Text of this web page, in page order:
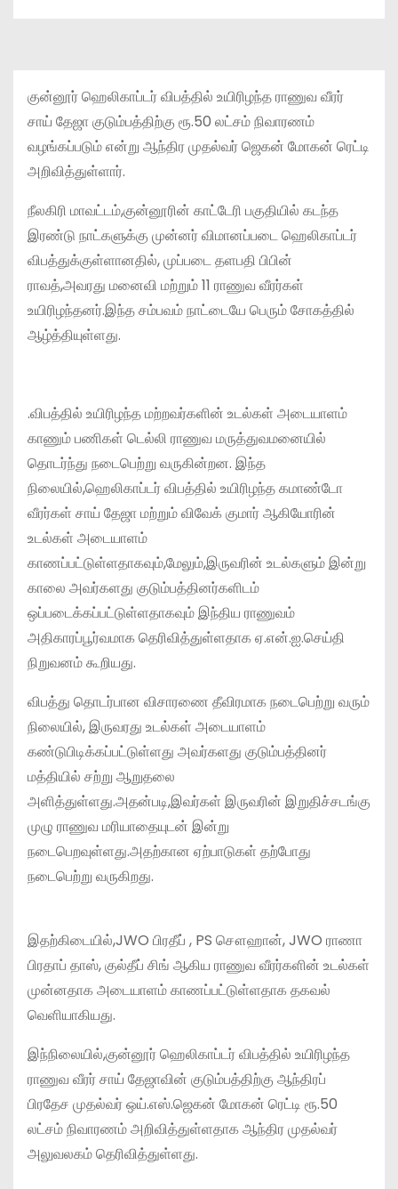
குன்னூர் ஹெலிகாப்டர் விபத்தில் உயிரிழந்த ராணுவ வீரர்
சாய் தேஜா குடும்பத்திற்கு ரூ.50 லட்சம் நிவாரணம்
வழங்கப்படும் என்று ஆந்திர முதல்வர் ஜெகன் மோகன் ரெட்டி
அறிவித்துள்ளார்.
நீலகிரி மாவட்டம்,குன்னூரின் காட்டேரி பகுதியில் கடந்த
இரண்டு நாட்களுக்கு முன்னர் விமானப்படை ஹெலிகாப்டர்
விபத்துக்குள்ளானதில், முப்படை தளபதி பிபின்
ராவத்,அவரது மனைவி மற்றும் 11 ராணுவ வீரர்கள்
உயிரிழந்தனர்.இந்த சம்பவம் நாட்டையே பெரும் சோகத்தில்
ஆழ்த்தியுள்ளது.
.விபத்தில் உயிரிழந்த மற்றவர்களின் உடல்கள் அடையாளம்
காணும் பணிகள் டெல்லி ராணுவ மருத்துவமனையில்
தொடர்ந்து நடைபெற்று வருகின்றன. இந்த
நிலையில்,ஹெலிகாப்டர் விபத்தில் உயிரிழந்த கமாண்டோ
வீரர்கள் சாய் தேஜா மற்றும் விவேக் குமார் ஆகியோரின்
உடல்கள் அடையாளம்
காணப்பட்டுள்ளதாகவும்,மேலும்,இருவரின் உடல்களும் இன்று
காலை அவர்களது குடும்பத்தினர்களிடம்
ஒப்படைக்கப்பட்டுள்ளதாகவும் இந்திய ராணுவம்
அதிகாரப்பூர்வமாக தெரிவித்துள்ளதாக ஏ.என்.ஐ.செய்தி
நிறுவனம் கூறியது.
விபத்து தொடர்பான விசாரணை தீவிரமாக நடைபெற்று வரும்
நிலையில், இருவரது உடல்கள் அடையாளம்
கண்டுபிடிக்கப்பட்டுள்ளது அவர்களது குடும்பத்தினர்
மத்தியில் சற்று ஆறுதலை
அளித்துள்ளது.அதன்படி,இவர்கள் இருவரின் இறுதிச்சடங்கு
முழு ராணுவ மரியாதையுடன் இன்று
நடைபெறவுள்ளது.அதற்கான ஏற்பாடுகள் தற்போது
நடைபெற்று வருகிறது.
இதற்கிடையில்,JWO பிரதீப் , PS சௌஹான், JWO ராணா
பிரதாப் தாஸ், குல்தீப் சிங் ஆகிய ராணுவ வீரர்களின் உடல்கள்
முன்னதாக அடையாளம் காணப்பட்டுள்ளதாக தகவல்
வெளியாகியது.
இந்நிலையில்,குன்னூர் ஹெலிகாப்டர் விபத்தில் உயிரிழந்த
ராணுவ வீரர் சாய் தேஜாவின் குடும்பத்திற்கு ஆந்திரப்
பிரதேச முதல்வர் ஒய்.எஸ்.ஜெகன் மோகன் ரெட்டி ரூ.50
லட்சம் நிவாரணம் அறிவித்துள்ளதாக ஆந்திர முதல்வர்
அலுவலகம் தெரிவித்துள்ளது.